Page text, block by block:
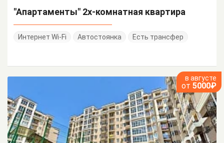
"Апартаменты" 2х-комнатная квартира
Интернет Wi-Fi Автостоянка Есть трансфер
в августе
от 5000₽